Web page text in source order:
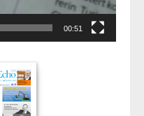
00:51